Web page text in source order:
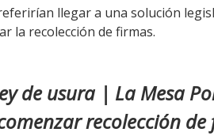
llegar a una solución
la recolección de firmas.
de usura | La Mesa
recolección